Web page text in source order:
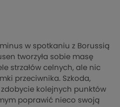
w spotkaniu z Borussią
tworzyła sobie masę
strzałów celnych, ale nic
przeciwnika. Szkoda,
kolejnych punktów
poprawić nieco swoją